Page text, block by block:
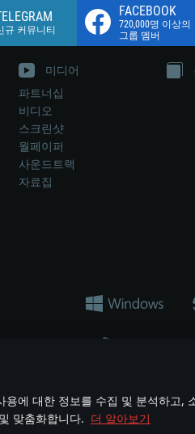
에 대한 정보를 수집 및 분석하고,
맞춤화합니다. 더 알아보기
규 커뮤니티
FACEBOOK
720,000명 이상의
그룹 멤버
미디어
파트너십
비디오
스크린샷
월페이퍼
사운드트랙
자료집
량을 묘사하는 것은 무기 개발 업체
logos and brand names are
이용 약관